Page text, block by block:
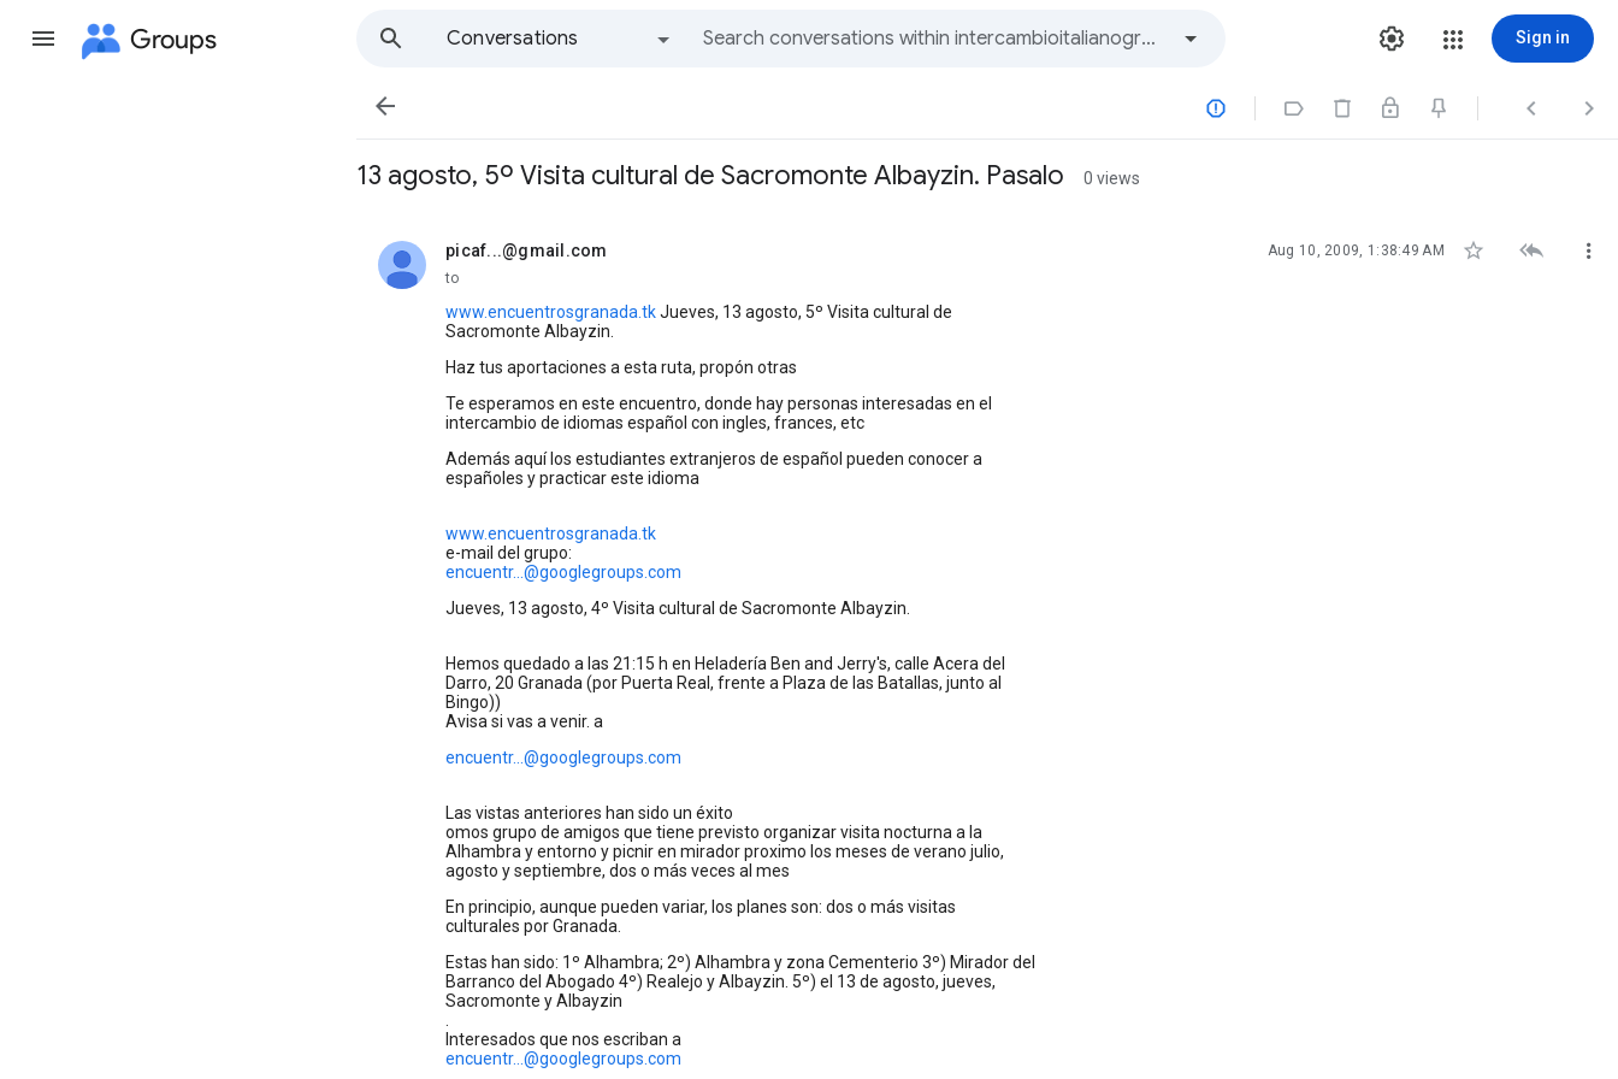
Groups
Conversations
Sign in
    
13 agosto, 5º Visita cultural de Sacromonte Albayzin. Pasalo 0 views
picaf...@gmail.com
unread, Aug 10, 2009, 1:38:49 AM   
to
www.encuentrosgranada.tkJueves, 13 agosto, 5º Visita cultural de
Sacromonte Albayzin.
Haz tus aportaciones a esta ruta, propón otras
Te esperamos en este encuentro, donde hay personas interesadas en el
intercambio de idiomas español con ingles, frances, etc
Además aquí los estudiantes extranjeros de español pueden conocer a
españoles y practicar este idioma
www.encuentrosgranada.tk
e-mail del grupo:
encuentr...@googlegroups.com
Jueves, 13 agosto, 4º Visita cultural de Sacromonte Albayzin.
Hemos quedado a las 21:15 h en Heladería Ben and Jerry's, calle Acera del
Darro, 20 Granada (por Puerta Real, frente a Plaza de las Batallas, junto al
Bingo))
Avisa si vas a venir. a
encuentr...@googlegroups.com
Las vistas anteriores han sido un éxito
omos grupo de amigos que tiene previsto organizar visita nocturna a la
Alhambra y entorno y picnir en mirador proximo los meses de verano julio,
agosto y septiembre, dos o más veces al mes
En principio, aunque pueden variar, los planes son: dos o más visitas
culturales por Granada.
Estas han sido: 1º Alhambra; 2º) Alhambra y zona Cementerio 3º) Mirador del
Barranco del Abogado 4º) Realejo y Albayzin. 5º) el 13 de agosto, jueves,
Sacromonte y Albayzin
Interesados que nos escriban a
encuentr...@googlegroups.com